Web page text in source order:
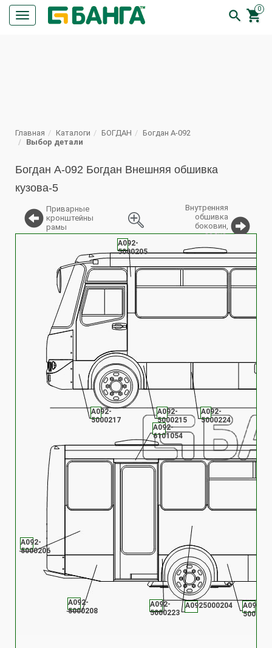
Кнопка
меню
0


Главная Каталоги БОГДАН
Богдан А-092
Выбор детали
Богдан А-092 Богдан Внешняя обшивка
кузова-5
Приварные
кронштейны
рамы
Внутренняя
обшивка
боковин,
задка,
А092-
5000224
А092-
5000215
А092-
5000217
А092-
5000205
А092-
6101054
А092-
5000212
А0925000204
А092-
5000223
А092-
5000208
А092-
5000206